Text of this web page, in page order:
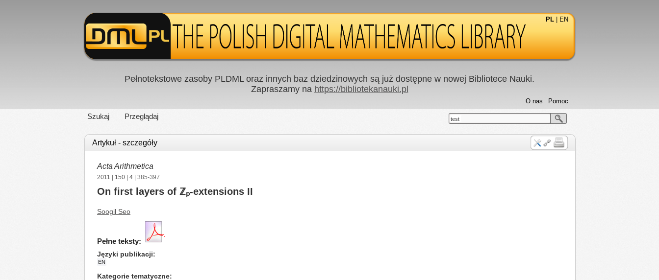
PL EN
Pełnotekstowe zasoby PLDML oraz innych baz dziedzinowych są już dostępne w nowej Bibliotece Nauki.
Zapraszamy na https://bibliotekanauki.pl
Szukaj Przeglądaj
Pomoc
O nas
test
Artykuł - szczegóły
Acta Arithmetica
2011 150 4 | 385-397
On first layers of ℤₚ-extensions II
Soogil Seo
Pełne teksty:
Języki publikacji
EN
Kategorie tematyczne